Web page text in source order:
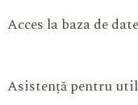
Acces la baza de
Asistență pentru